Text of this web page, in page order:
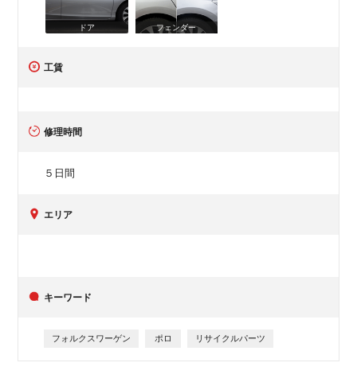
ドア フェンダー
工賃
修理時間
５日間
エリア
キーワード
フォルクスワーゲン ポロ リサイクルパーツ